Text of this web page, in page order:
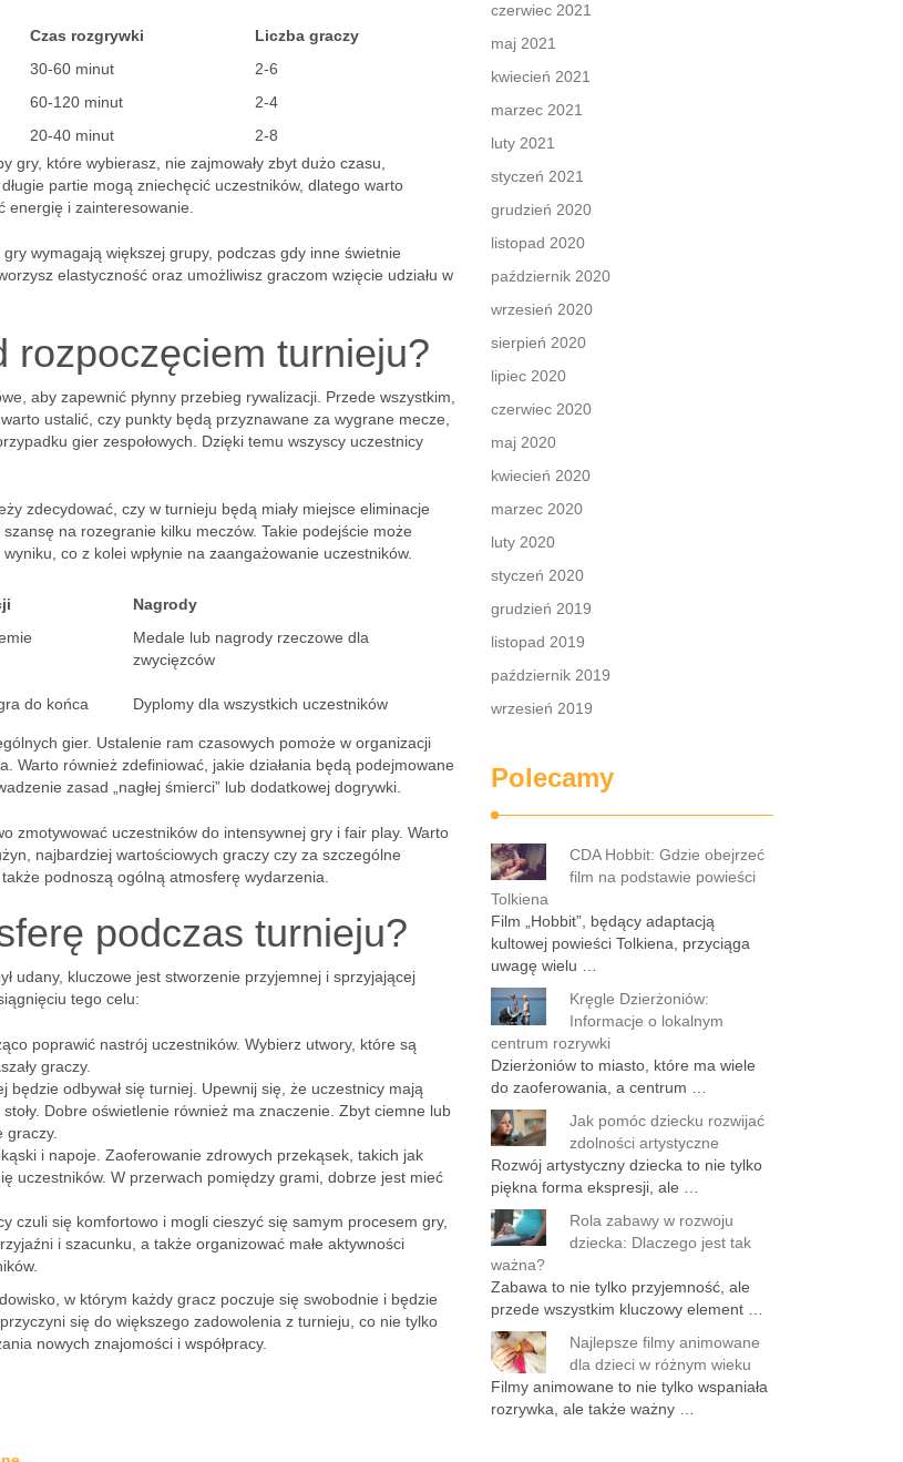
Czas rozgrywki
Liczba graczy
30-60 minut
2-6
60-120 minut
2-4
20-40 minut
2-8
które wybierasz, nie zajmowały zbyt dużo czasu,
partie mogą zniechęcić uczestników, dlatego warto
energię i zainteresowanie.
wymagają większej grupy, podczas gdy inne świetnie
elastyczność oraz umożliwisz graczom wzięcie udziału w
rozpoczęciem turnieju?
aby zapewnić płynny przebieg rywalizacji. Przede wszystkim,
ustalić, czy punkty będą przyznawane za wygrane mecze,
gier zespołowych. Dzięki temu wszyscy uczestnicy
zdecydować, czy w turnieju będą miały miejsce eliminacje
na rozegranie kilku meczów. Takie podejście może
co z kolei wpłynie na zaangażowanie uczestników.
Nagrody
Medale lub nagrody rzeczowe dla
zwycięzców
do końca Dyplomy dla wszystkich uczestników
gier. Ustalenie ram czasowych pomoże w organizacji
również zdefiniować, jakie działania będą podejmowane
zasad „nagłej śmierci” lub dodatkowej dogrywki.
zmotywować uczestników do intensywnej gry i fair play. Warto
najbardziej wartościowych graczy czy za szczególne
podnoszą ogólną atmosferę wydarzenia.
podczas turnieju?
udany, kluczowe jest stworzenie przyjemnej i sprzyjającej
tego celu:
poprawić nastrój uczestników. Wybierz utwory, które są
graczy.
będzie odbywał się turniej. Upewnij się, że uczestnicy mają
Dobre oświetlenie również ma znaczenie. Zbyt ciemne lub
graczy.
i napoje. Zaoferowanie zdrowych przekąsek, takich jak
uczestników. W przerwach pomiędzy grami, dobrze jest mieć
czuli się komfortowo i mogli cieszyć się samym procesem gry,
i szacunku, a także organizować małe aktywności
w którym każdy gracz poczuje się swobodnie i będzie
się do większego zadowolenia z turnieju, co nie tylko
nowych znajomości i współpracy.
czerwiec 2021
maj 2021
kwiecień 2021
marzec 2021
luty 2021
styczeń 2021
grudzień 2020
listopad 2020
październik 2020
wrzesień 2020
sierpień 2020
lipiec 2020
czerwiec 2020
maj 2020
kwiecień 2020
marzec 2020
luty 2020
styczeń 2020
grudzień 2019
listopad 2019
październik 2019
wrzesień 2019
Polecamy
CDA Hobbit: Gdzie obejrzeć
film na podstawie powieści
Tolkiena
Film „Hobbit”, będący adaptacją
kultowej powieści Tolkiena, przyciąga
uwagę wielu …
Kręgle Dzierżoniów:
Informacje o lokalnym
centrum rozrywki
Dzierżoniów to miasto, które ma wiele
do zaoferowania, a centrum …
Jak pomóc dziecku rozwijać
zdolności artystyczne
Rozwój artystyczny dziecka to nie tylko
piękna forma ekspresji, ale …
Rola zabawy w rozwoju
dziecka: Dlaczego jest tak
ważna?
Zabawa to nie tylko przyjemność, ale
przede wszystkim kluczowy element …
Najlepsze filmy animowane
dla dzieci w różnym wieku
Filmy animowane to nie tylko wspaniała
rozrywka, ale także ważny …